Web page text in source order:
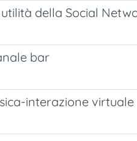
della Social
bar
interazione virtuale